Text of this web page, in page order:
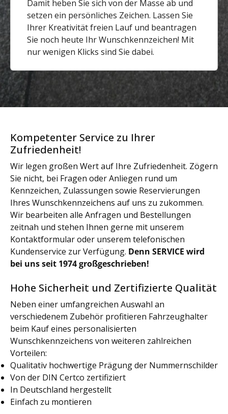
Damit heben Sie sich von der Masse ab und
setzen ein persönliches Zeichen. Lassen Sie
Ihrer Kreativität freien Lauf und beantragen
Sie noch heute Ihr Wunschkennzeichen! Mit
nur wenigen Klicks sind Sie dabei.
Kompetenter Service zu Ihrer
Zufriedenheit!
Wir legen großen Wert auf Ihre Zufriedenheit. Zögern
Sie nicht, bei Fragen oder Anliegen rund um
Kennzeichen, Zulassungen sowie Reservierungen
Ihres Wunschkennzeichens auf uns zu zukommen.
Wir bearbeiten alle Anfragen und Bestellungen
zeitnah und stehen Ihnen gerne mit unserem
Kontaktformular oder unserem telefonischen
Kundenservice zur Verfügung. Denn SERVICE wird
bei uns seit 1974 großgeschrieben!
Hohe Sicherheit und Zertifizierte Qualität
Neben einer umfangreichen Auswahl an
verschiedenem Zubehör profitieren Fahrzeughalter
beim Kauf eines personalisierten
Wunschkennzeichens von weiteren zahlreichen
Vorteilen:
Qualitativ hochwertige Prägung der Nummernschilder
Von der DIN Certco zertifiziert
In Deutschland hergestellt
Einfach zu montieren